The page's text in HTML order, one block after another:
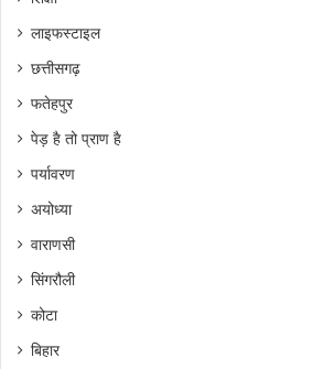
लाइफस्टाइल
छत्तीसगढ़
फतेहपुर
पेड़ है तो प्राण है
पर्यावरण
अयोध्या
वाराणसी
सिंगरौली
कोटा
बिहार